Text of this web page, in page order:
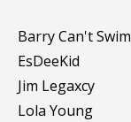
Barry Can't Swim
EsDeeKid
Jim Legaxcy
Lola Young